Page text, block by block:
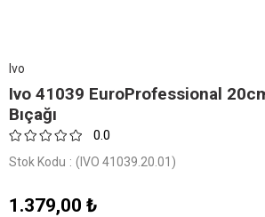
Ivo
Ivo 41039 EuroProfessional
Bıçağı
0.0
Stok Kodu (IVO 41039.20.01)
1.379,00 ₺